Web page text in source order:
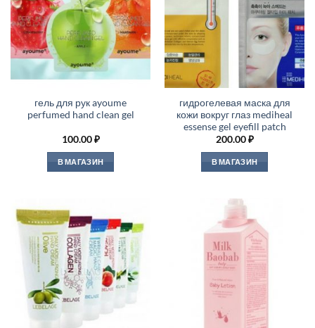
гель для рук ayoume
perfumed hand clean gel
100.00₽
В МАГАЗИН
гидрогелевая маска для
кожи вокруг глаз mediheal
essense gel eyefill patch
200.00₽
В МАГАЗИН